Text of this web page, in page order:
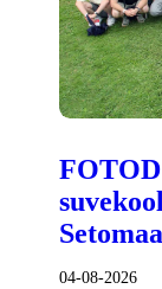
04-08-2026